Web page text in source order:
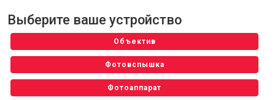
Выберите ваше устройство
Объектив
Фотовспышка
Фотоаппарат